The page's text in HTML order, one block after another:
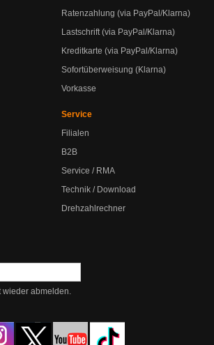
Ratenzahlung (via PayPal/Klarna)
Lastschrift (via PayPal/Klarna)
Kreditkarte (via PayPal/Klarna)
Sofortüberweisung (Klarna)
Vorkasse
Service
Filialen
B2B
Service / RMA
Technik / Download
Drehzahlrechner
wieder abmelden.